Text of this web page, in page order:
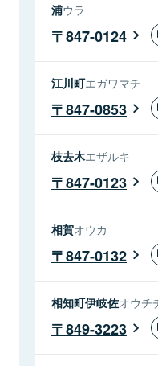
浦ウラ
847-0124
江川町エガワマチ
847-0853
枝去木エザルキ
847-0123
相賀オウカ
847-0132
相知町伊岐佐オウチ
849-3223